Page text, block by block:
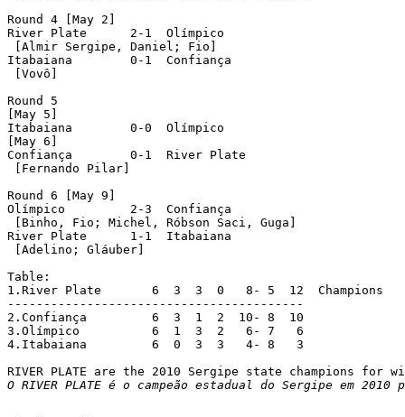
Round 4 [May 2]
River Plate  	 2-1  Olímpico
[Almir Sergipe, Daniel; Fio]
Itabaiana     	 0-1  Confiança
[Vovô]
Round 5
[May 5]
Itabaiana    	 0-0  Olímpico
[May 6]
Confiança    	 0-1  River Plate
[Fernando Pilar]
Round 6 [May 9]
Olímpico     	 2-3  Confiança
[Binho, Fio; Michel, Róbson Saci, Guga]
River Plate  	 1-1  Itabaiana
[Adelino; Gláuber]
Table:
1.River Plate	    6  3  3  0   8- 5  12  Champions
-----------------------------------------
2.Confiança	    6  3  1  2  10- 8  10
3.Olímpico	    6  1  3  2   6- 7   6
4.Itabaiana	    6  0  3  3   4- 8   3
O RIVER PLATE é o campeão estadual do Sergipe em